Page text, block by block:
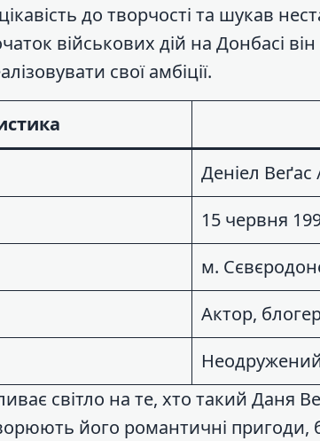
до творчості та шукав
військових дій на Донбасі
свої амбіції.
Деніел
15 червня
м.
Актор,
світло на те, хто такий Даня
його романтичні пригоди,